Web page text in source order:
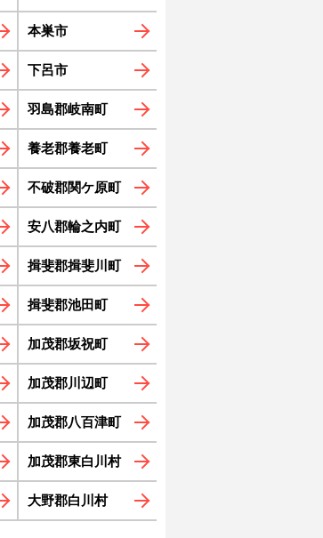
本巣市
下呂市
羽島郡岐南町
養老郡養老町
不破郡関ケ原町
安八郡輪之内町
揖斐郡揖斐川町
揖斐郡池田町
加茂郡坂祝町
加茂郡川辺町
加茂郡八百津町
加茂郡東白川村
大野郡白川村